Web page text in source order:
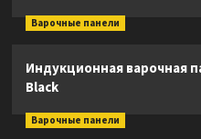
Варочные панели
Индукционная варочная
Black
Варочные панели